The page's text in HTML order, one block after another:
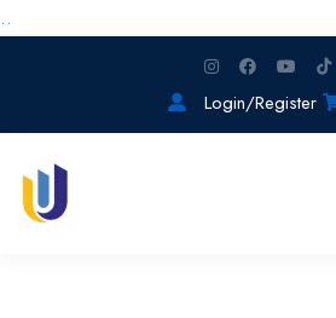
..
Login/Register